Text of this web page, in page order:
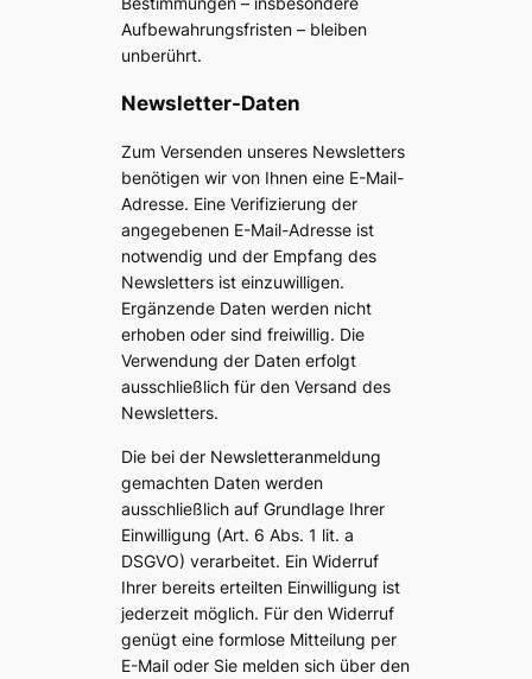
Aufbewahrungsfristen – bleiben
unberührt.
Newsletter-Daten
Zum Versenden unseres Newsletters
benötigen wir von Ihnen eine E-Mail-
Adresse. Eine Verifizierung der
angegebenen E-Mail-Adresse ist
notwendig und der Empfang des
Newsletters ist einzuwilligen.
Ergänzende Daten werden nicht
erhoben oder sind freiwillig. Die
Verwendung der Daten erfolgt
ausschließlich für den Versand des
Newsletters.
Die bei der Newsletteranmeldung
gemachten Daten werden
ausschließlich auf Grundlage Ihrer
Einwilligung (Art. 6 Abs. 1 lit. a
DSGVO) verarbeitet. Ein Widerruf
Ihrer bereits erteilten Einwilligung ist
jederzeit möglich. Für den Widerruf
genügt eine formlose Mitteilung per
E-Mail oder Sie melden sich über den